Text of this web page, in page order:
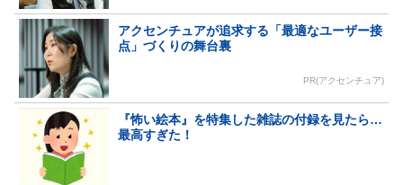
アクセンチュアが追求する「最適なユーザー接
点」づくりの舞台裏
PR(アクセンチュア)
『怖い絵本』を特集した雑誌の付録を見たら…
最高すぎた！